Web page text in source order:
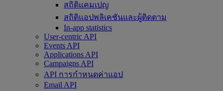
สถิติแคมเปญ
สถิติแอปพลิเคชันและผู้ติดตาม
In-app statistics
User-centric API
Events API
Applications API
Campaigns API
API การกำหนดค่าแอป
Email API